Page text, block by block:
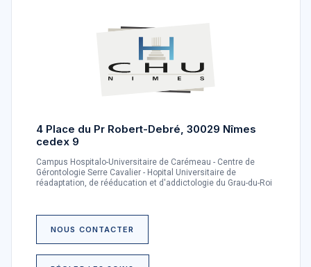
4 Place du Pr Robert-Debré, 30029 Nîmes
cedex 9
Campus Hospitalo-Universitaire de Carémeau - Centre de
Gérontologie Serre Cavalier - Hopital Universitaire de
réadaptation, de rééducation et d'addictologie du Grau-du-Roi
NOUS CONTACTER